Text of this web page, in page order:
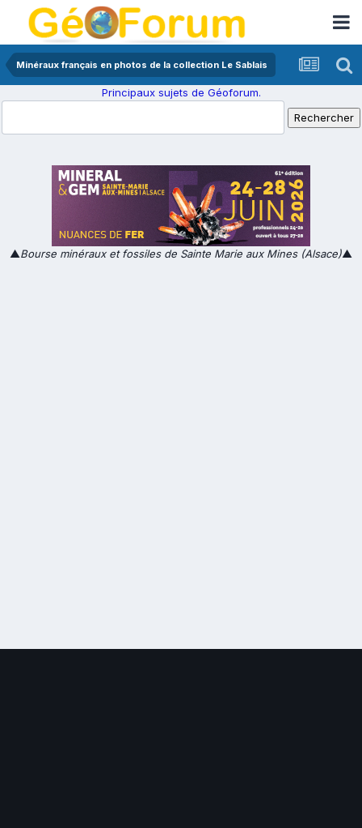
Minéraux français en photos de la collection Le Sablais
Principaux sujets de Géoforum.
▲Bourse minéraux et fossiles de Sainte Marie aux Mines (Alsace)▲